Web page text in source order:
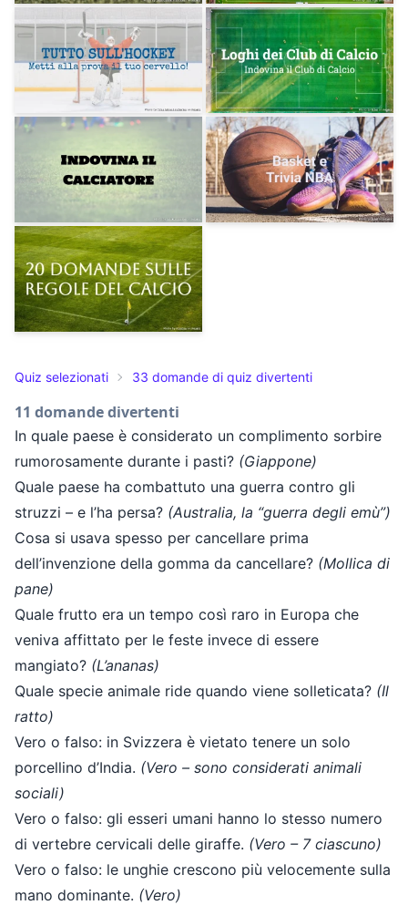
Quiz selezionati 33 domande di quiz divertenti
11 domande divertenti
In quale paese è considerato un complimento sorbire
rumorosamente durante i pasti? (Giappone)
Quale paese ha combattuto una guerra contro gli
struzzi – e l’ha persa? (Australia, la “guerra degli emù”)
Cosa si usava spesso per cancellare prima
dell’invenzione della gomma da cancellare? (Mollica di
pane)
Quale frutto era un tempo così raro in Europa che
veniva affittato per le feste invece di essere
mangiato? (L’ananas)
Quale specie animale ride quando viene solleticata? (Il
ratto)
Vero o falso: in Svizzera è vietato tenere un solo
porcellino d’India. (Vero – sono considerati animali
sociali)
Vero o falso: gli esseri umani hanno lo stesso numero
di vertebre cervicali delle giraffe. (Vero – 7 ciascuno)
Vero o falso: le unghie crescono più velocemente sulla
mano dominante. (Vero)